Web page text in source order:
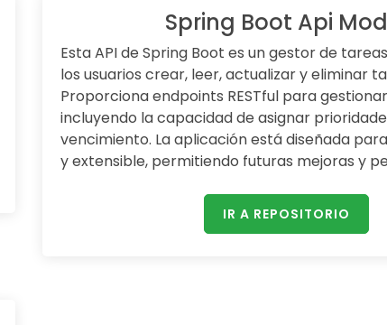
Spring Boot Api
Esta API de Spring Boot es un gestor de
los usuarios crear, leer, actualizar y eliminar
Proporciona endpoints RESTful para
incluyendo la capacidad de asignar
vencimiento. La aplicación está diseñada
y extensible, permitiendo futuras mejoras y
IR A REPOSITORIO